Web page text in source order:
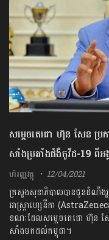
សម្ដេចតេជោ ហ៊ុន សែន ប្រ
សាំងប្រឆាំងជំងឺកូវីដ-19 ពី
ហិរញ្ញវត្ថុ 12/04/2021
ក្រសួងសុខាភិបាលបានជូនដំណឹងរួ
អាស្រ្តាហ្សេនីកា
ខណៈដែលសម្ដេចតេជោ ហ៊ុន សែ
សាំងមកដល់កម្ពុជា។